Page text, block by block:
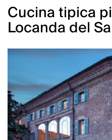
Cucina tipica
Locanda del